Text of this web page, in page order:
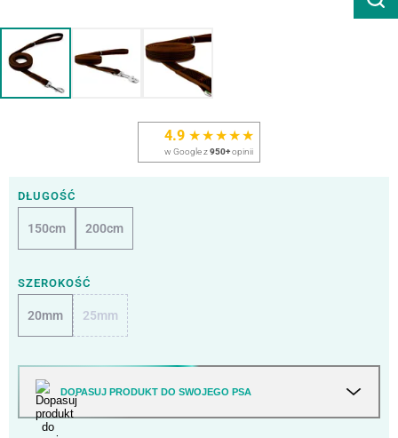
4.9 ★★★★★
w Google z950+opinii
DŁUGOŚĆ
150cm 200cm
SZEROKOŚĆ
20mm 25mm
DOPASUJ PRODUKT DO SWOJEGO PSA